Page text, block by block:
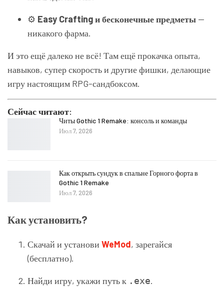
⚙️ Easy Crafting и бесконечные предметы —
никакого фарма.
И это ещё далеко не всё! Там ещё прокачка опыта,
навыков, супер скорость и другие фишки, делающие
игру настоящим RPG-сандбоксом.
Сейчас читают:
Читы Gothic 1 Remake: консоль и команды
Июл 7, 2026
Как открыть сундук в спальне Горного форта в
Gothic 1 Remake
Июл 7, 2026
Как установить?
Скачай и установи WeMod, зарегайся
(бесплатно).
Найди игру, укажи путь к .exe.